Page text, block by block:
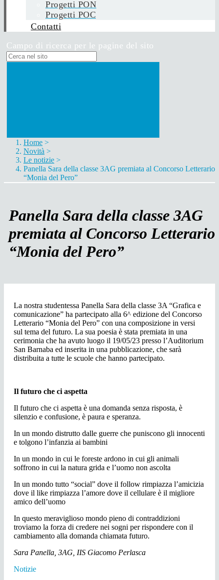
Progetti PON
Progetti POC
Contatti
Campo di ricerca per le pagine del sito
Home >
Novità >
Le notizie >
Panella Sara della classe 3AG premiata al Concorso Letterario
“Monia del Pero”
Panella Sara della classe 3AG
premiata al Concorso Letterario
“Monia del Pero”
La nostra studentessa Panella Sara della classe 3A “Grafica e
comunicazione” ha partecipato alla 6^ edizione del Concorso
Letterario “Monia del Pero” con una composizione in versi
sul tema del futuro. La sua poesia è stata premiata in una
cerimonia che ha avuto luogo il 19/05/23 presso l’Auditorium
San Barnaba ed inserita in una pubblicazione, che sarà
distribuita a tutte le scuole che hanno partecipato.
Il futuro che ci aspetta
Il futuro che ci aspetta è una domanda senza risposta, è
silenzio e confusione, è paura e speranza.
In un mondo distrutto dalle guerre che puniscono gli innocenti
e tolgono l’infanzia ai bambini
In un mondo in cui le foreste ardono in cui gli animali
soffrono in cui la natura grida e l’uomo non ascolta
In un mondo tutto “social” dove il follow rimpiazza l’amicizia
dove il like rimpiazza l’amore dove il cellulare è il migliore
amico dell’uomo
In questo meraviglioso mondo pieno di contraddizioni
troviamo la forza di credere nei sogni per rispondere con il
cambiamento alla domanda chiamata futuro.
Sara Panella, 3AG, IIS Giacomo Perlasca
Notizie